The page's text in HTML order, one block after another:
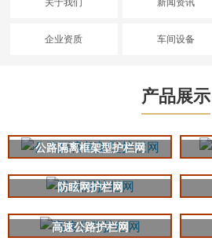
企业资质 车间设备
产品展示
公路隔离框架型护栏网
防眩网护栏网
高速公路护栏网